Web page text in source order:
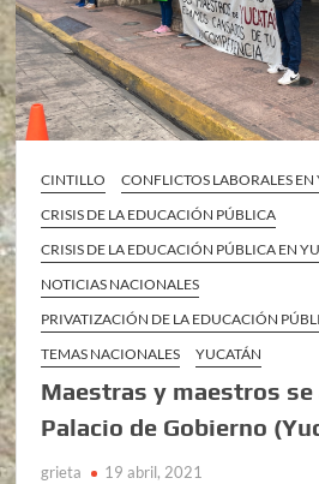
CINTILLO
CONFLICTOS LABORALES EN
CRISIS DE LA EDUCACIÓN PÚBLICA
CRISIS DE LA EDUCACIÓN PÚBLICA EN
NOTICIAS NACIONALES
PRIVATIZACIÓN DE LA EDUCACIÓN
TEMAS NACIONALES
YUCATÁN
Maestras y maestros se
Palacio de Gobierno
grieta 19 abril, 2021